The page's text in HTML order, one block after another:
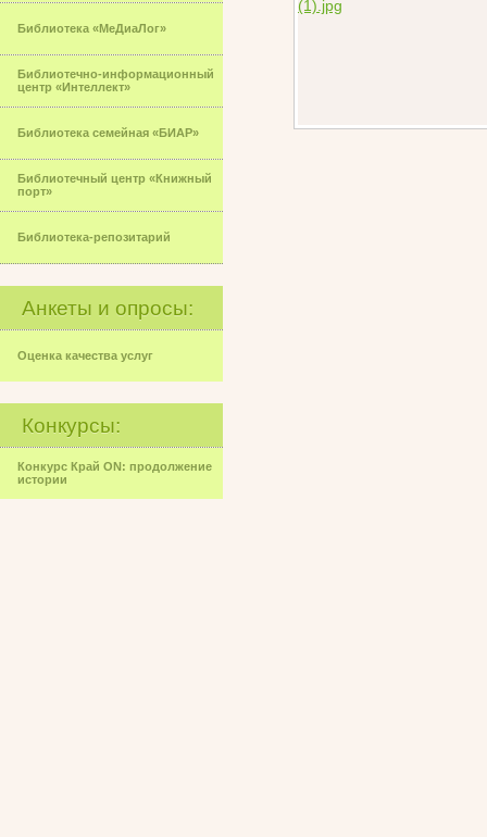
Библиотека «МеДиаЛог»
Библиотечно-информационный
центр «Интеллект»
Библиотека семейная «БИАР»
Библиотечный центр «Книжный
порт»
Библиотека-репозитарий
Анкеты и опросы:
Оценка качества услуг
Конкурсы:
Конкурс Край ON: продолжение
истории